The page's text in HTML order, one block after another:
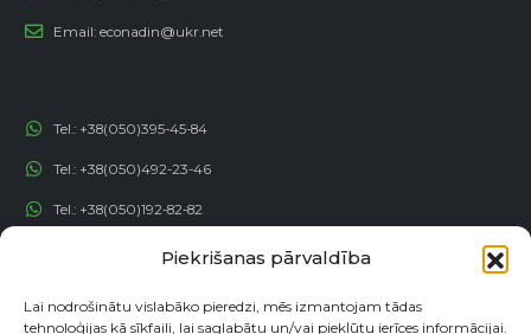
Piekrišanas pārvaldība
Lai nodrošinātu vislabāko pieredzi, mēs izmantojam tādas
tehnoloģijas kā sīkfaili, lai saglabātu un/vai piekļūtu ierīces informācijai.
Email: econadin@ukr.net
Tel.: +38(050)395-45-84
Tel.: +38(050)492-23-46
Tel.: +38(050)192-82-82
SOCIĀLIE TĪKLI